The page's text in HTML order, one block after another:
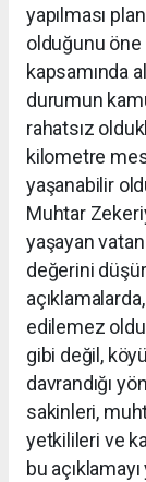
yapılması
olduğunu öne
kapsamında
durumun
rahatsız
kilometre
yaşanabilir
Muhtar
yaşayan
değerini
edilemez
gibi değil,
davrandığı
sakinleri,
yetkilileri ve
bu